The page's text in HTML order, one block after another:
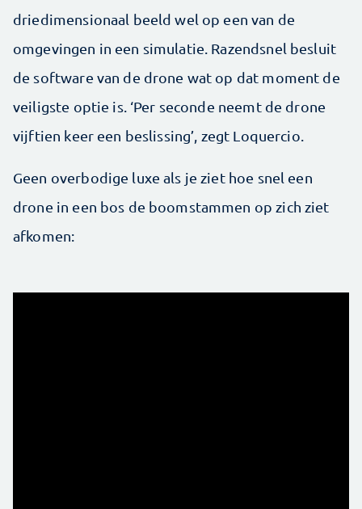
driedimensionaal beeld wel op een van de
omgevingen in een simulatie. Razendsnel besluit
de software van de drone wat op dat moment de
veiligste optie is. ‘Per seconde neemt de drone
vijftien keer een beslissing’, zegt Loquercio.
Geen overbodige luxe als je ziet hoe snel een
drone in een bos de boomstammen op zich ziet
afkomen: